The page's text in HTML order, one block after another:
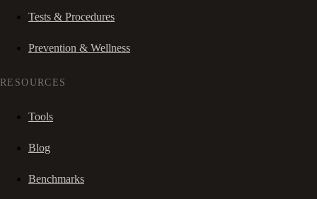
Tests & Procedures
Prevention & Wellness
RESOURCES
Tools
Blog
Benchmarks